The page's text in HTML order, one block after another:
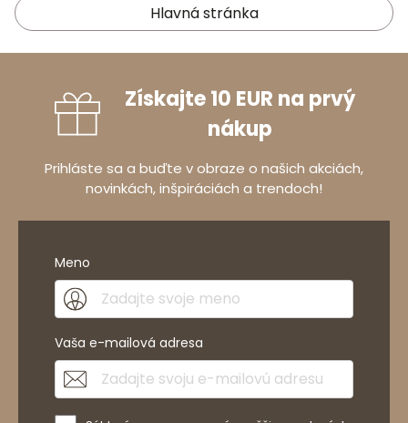
Hlavná stránka
Získajte 10 EUR na prvý
nákup
Prihláste sa a buďte v obraze o našich akciách,
novinkách, inšpiráciách a trendoch!
Meno
Vaša e-mailová adresa